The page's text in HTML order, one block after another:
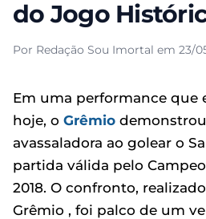
do Jogo
Por Redação Sou Imortal em 23/
Em uma performance que
hoje, o Grêmio
avassaladora ao golear o
partida válida pelo
2018. O confronto,
Grêmio , foi palco de um